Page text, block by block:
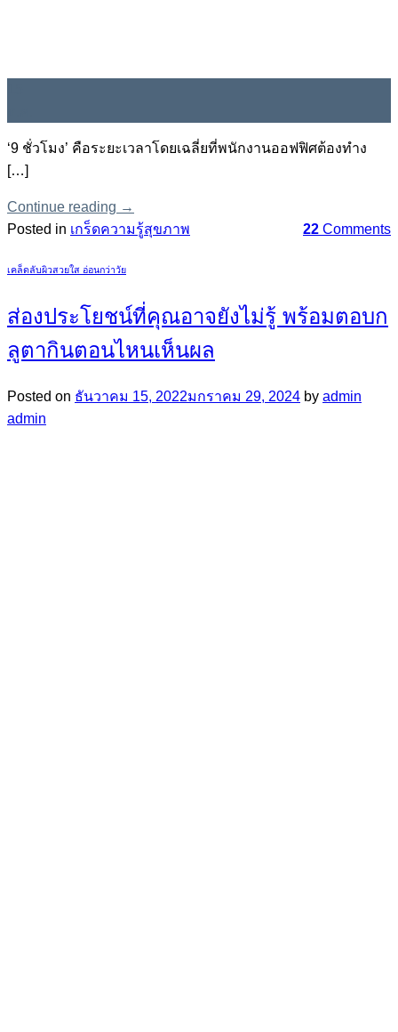
‘9 ชั่วโมง’ คือระยะเวลาโดยเฉลี่ยที่พนักงานออฟฟิศต้องทำง
[…]
Continue reading →
Posted in เกร็ดความรู้สุขภาพ 22 Comments
เคล็ดลับผิวสวยใส อ่อนกว่าวัย
ส่องประโยชน์ที่คุณอาจยังไม่รู้ พร้อมตอบก
ลูตากินตอนไหนเห็นผล
Posted on ธันวาคม 15, 2022มกราคม 29, 2024 by admin
admin